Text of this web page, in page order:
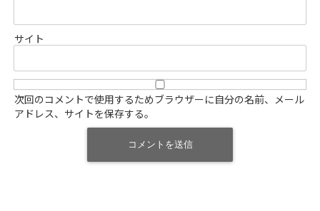
サイト
次回のコメントで使用するためブラウザーに自分の名前、メール
アドレス、サイトを保存する。